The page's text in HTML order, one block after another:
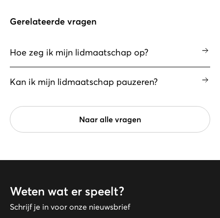
Gerelateerde vragen
Hoe zeg ik mijn lidmaatschap op?
Kan ik mijn lidmaatschap pauzeren?
Naar alle vragen
Weten wat er speelt?
Schrijf je in voor onze nieuwsbrief